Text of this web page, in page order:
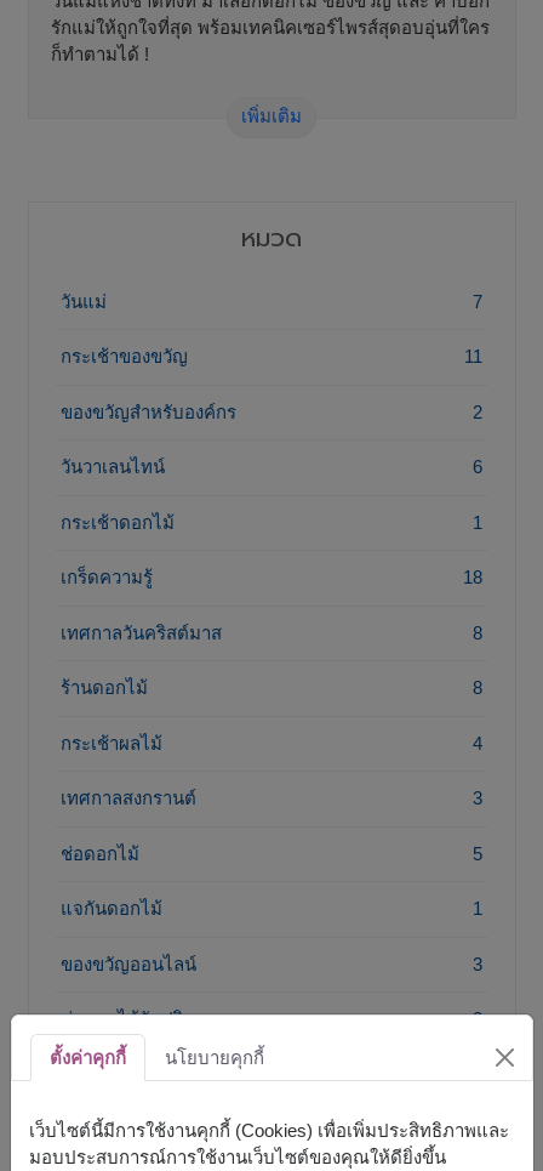
รักแม่ให้ถูกใจที่สุด พร้อมเทคนิคเซอร์ไพรส์สุดอบอุ่นที่ใคร
ก็ทำตามได้ !
เพิ่มเติม
หมวด
วันแม่ 7
กระเช้าของขวัญ 11
ของขวัญสำหรับองค์กร 2
วันวาเลนไทน์ 6
กระเช้าดอกไม้ 1
เกร็ดความรู้ 18
เทศกาลวันคริสต์มาส 8
ร้านดอกไม้ 8
กระเช้าผลไม้ 4
เทศกาลสงกรานต์ 3
ช่อดอกไม้ 5
แจกันดอกไม้ 1
ของขวัญออนไลน์ 3
ช่อดอกไม้รับปริญญา 3
แท๊ก
ตั้งค่าคุกกี้ นโยบายคุกกี้
เว็บไซต์นี้มีการใช้งานคุกกี้ (Cookies) เพื่อเพิ่มประสิทธิภาพและ
มอบประสบการณ์การใช้งานเว็บไซต์ของคุณให้ดียิ่งขึ้น